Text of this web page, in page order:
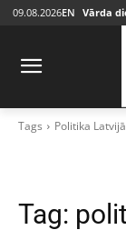
09.08.2026EN Vārda
Tags Politika Latvijā
Tag: